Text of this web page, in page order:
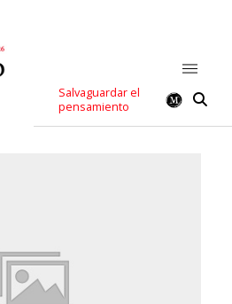
Salvaguardar el
pensamiento